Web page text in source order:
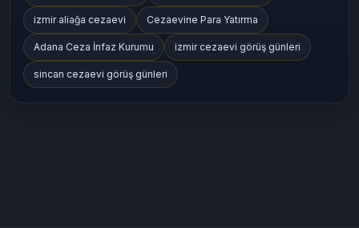
izmir aliağa cezaevi Cezaevine Para Yatırma
Adana Ceza İnfaz Kurumu izmir cezaevi görüş günleri
sincan cezaevi görüş günleri